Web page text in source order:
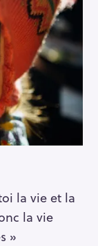
la vie et la
la vie
»